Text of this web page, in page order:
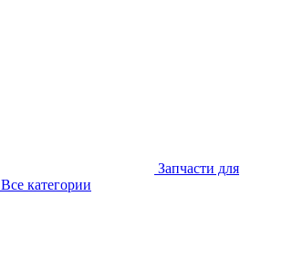
Запчасти для
Все категории